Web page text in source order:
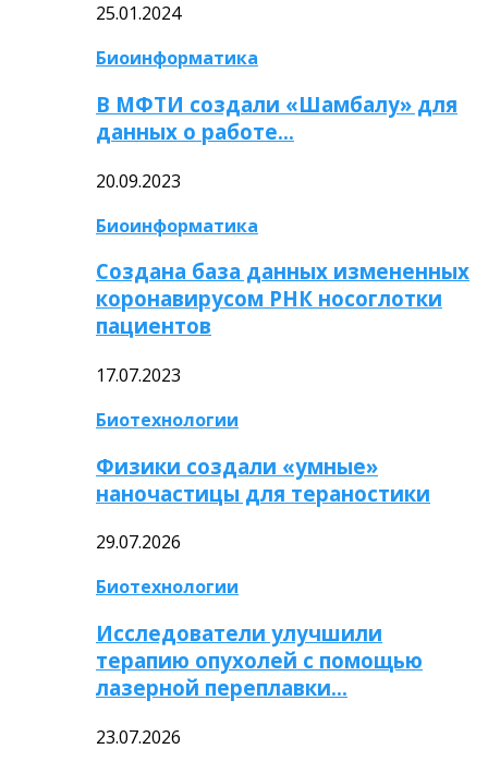
25.01.2024
Биоинформатика
В МФТИ создали «Шамбалу» для
данных о работе…
20.09.2023
Биоинформатика
Создана база данных измененных
коронавирусом РНК носоглотки
пациентов
17.07.2023
Биотехнологии
Физики создали «умные»
наночастицы для тераностики
29.07.2026
Биотехнологии
Исследователи улучшили
терапию опухолей с помощью
лазерной переплавки…
23.07.2026